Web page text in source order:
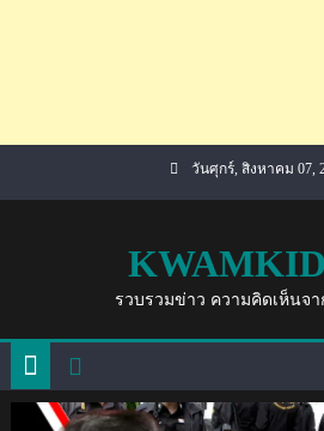
วันศุกร์, สิงหาคม 07,
รวบรวมข่าว ความคิดเห็นจ